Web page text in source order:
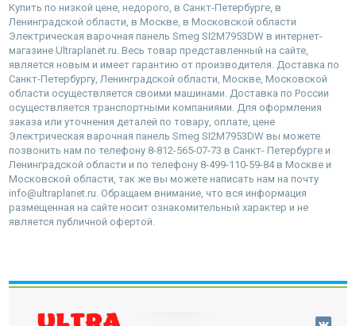
Купить по низкой цене, недорого, в Санкт-Петербурге, в
Ленинградской области, в Москве, в Московской области
Электрическая варочная панель Smeg SI2M7953DW в интернет-
магазине Ultraplanet.ru. Весь товар представленный на сайте,
является новым и имеет гарантию от производителя. Доставка по
Санкт-Петербургу, Ленинградской области, Москве, Московской
области осуществляется своими машинами. Доставка по России
осуществляется транспортными компаниями. Для оформления
заказа или уточнения деталей по товару, оплате, цене
Электрическая варочная панель Smeg SI2M7953DW вы можете
позвонить нам по телефону 8-812-565-07-73 в Санкт- Петербурге и
Ленинградской области и по телефону 8-499-110-59-84 в Москве и
Московской области, так же вы можете написать нам на почту
info@ultraplanet.ru. Обращаем внимание, что вся информация
размещенная на сайте носит ознакомительный характер и не
является публичной офертой.
наверх